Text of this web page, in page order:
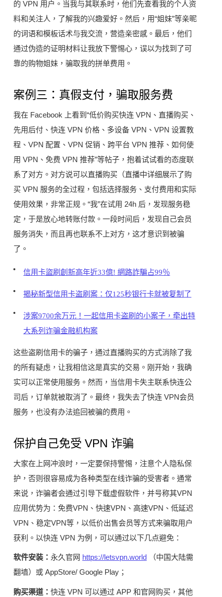
的 VPN 用户。当我与其联系时，他们先查看我的个人资
料和关注人，了解我的兴趣爱好。然后，用“姐妹”等亲昵
的词语和模板话术与我交流，营造亲密感。最后，他们
通过伪造的证明材料让我放下警惕心，误以为找到了可
靠的购物姐妹，骗取我的拼单费用。
案例三：真假支付，骗取服务费
我在 Facebook 上看到“低价购买快连 VPN、直播购买、
先用后付、快连 VPN 价格、多设备 VPN、VPN 设置教
程、VPN 配置、VPN 促销、跨平台 VPN 推荐、如何使
用 VPN、免费 VPN 推荐”等帖子，抱着试试看的态度联
系了对方。对方说可以直播购买（直播中详细展示了购
买 VPN 服务的全过程，包括选择服务、支付费用和实际
使用效果，非常正规。“我”在试用 24h 后，发现服务稳
定，于是放心地转账付款。一段时间后，发现自己会员
服务消失，而且再也联系不上对方，这才意识到被骗
了。
信用卡盜刷創新高年近33億! 網路詐騙占99％
揭秘新型信用卡盗刷案：仅125秒银行卡就被复制了
涉案9700余万元！一起信用卡盗刷的小案子，牵出特
大系列诈骗金融机构案
这些盗刷信用卡的骗子，通过直播购买的方式消除了我
的所有疑虑，让我相信这是真实的交易。刚开始，我确
实可以正常使用服务。然而，当信用卡失主联系快连公
司后，订单就被取消了。最终，我失去了快连 VPN会员
服务，也没有办法追回被骗的费用。
保护自己免受 VPN 诈骗
大家在上网冲浪时，一定要保持警惕，注意个人隐私保
护，否则很容易成为各种类型在线诈骗的受害者。通常
来说，诈骗者会通过引导下载虚假软件，并号称其VPN
应用优势为：免费VPN、快速VPN、高速VPN、低延迟
VPN、稳定VPN等，以低价出售会员等方式来骗取用户
获利。以快连 VPN 为例，可以通过以下几点避免：
软件安装：永久官网 https://letsvpn.world （中国大陆需
翻墙）或 AppStore/ Google Play；
购买渠道：快连 VPN 可以通过 APP 和官网购买，其他